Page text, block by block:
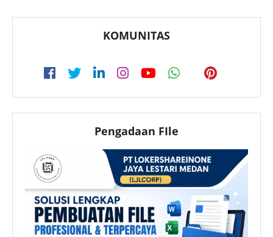
KOMUNITAS
Pengadaan FIle